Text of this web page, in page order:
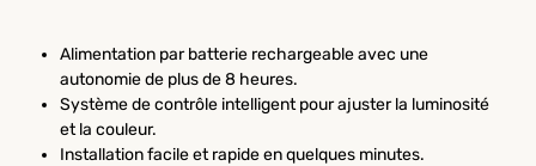
Alimentation par batterie rechargeable avec une
autonomie de plus de 8 heures.
Système de contrôle intelligent pour ajuster la luminosité
et la couleur.
Installation facile et rapide en quelques minutes.